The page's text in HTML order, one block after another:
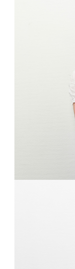
Service
Berater,